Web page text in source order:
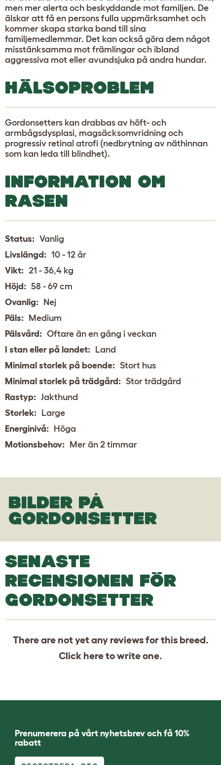
men mer alerta och beskyddande mot familjen. De
älskar att få en persons fulla uppmärksamhet och
kommer skapa starka band till sina
familjemedlemmar. Det kan också göra dem något
misstänksamma mot främlingar och ibland
aggressiva mot eller avundsjuka på andra hundar.
HÄLSOPROBLEM
Gordonsetters kan drabbas av höft- och
armbågsdysplasi, magsäcksomvridning och
progressiv retinal atrofi (nedbrytning av näthinnan
som kan leda till blindhet).
INFORMATION OM
RASEN
Status: Vanlig
Livslängd: 10 - 12 år
Vikt: 21 - 36,4 kg
Höjd: 58 - 69 cm
Ovanlig: Nej
Päls: Medium
Pälsvård: Oftare än en gång i veckan
I stan eller på landet: Land
Minimal storlek på boende: Stort hus
Minimal storlek på trädgård: Stor trädgård
Rastyp: Jakthund
Storlek: Large
Energinivå: Höga
Motionsbehov: Mer än 2 timmar
BILDER PÅ
GORDONSETTER
SENASTE
RECENSIONEN FÖR
GORDONSETTER
There are not yet any reviews for this breed.
Click hereto write one.
Prenumerera på vårt nyhetsbrev och få 10%
rabatt